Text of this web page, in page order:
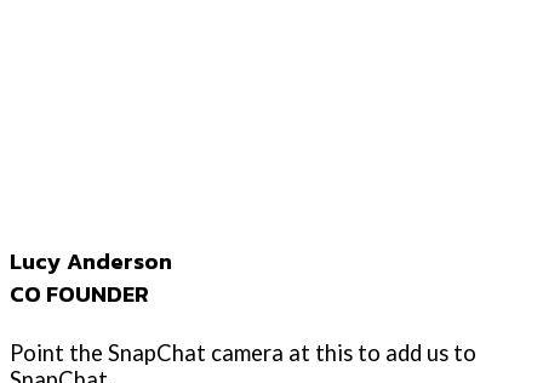
Lucy Anderson
CO FOUNDER
Point the SnapChat camera at this to add us to